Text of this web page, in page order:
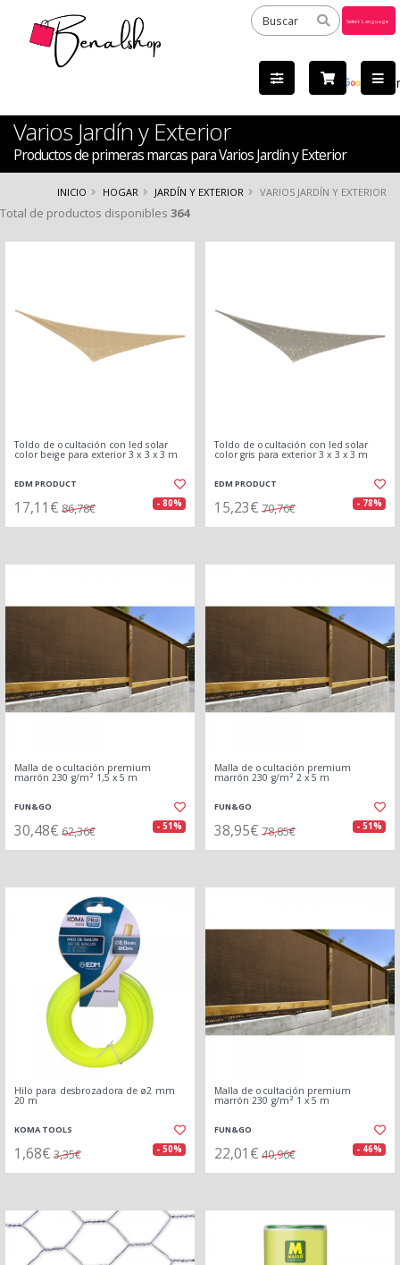
by
Varios Jardín y Exterior
Productos de primeras marcas para Varios Jardín y Exterior
INICIO HOGAR JARDÍN Y EXTERIOR VARIOS JARDÍN Y EXTERIOR
Total de productos disponibles 364
Toldo de ocultación con led solar
color beige para exterior 3 x 3 x 3 m
EDM PRODUCT
17,11€ 86,78€ - 80%
Toldo de ocultación con led solar
color gris para exterior 3 x 3 x 3 m
EDM PRODUCT
15,23€ 70,76€ - 78%
Malla de ocultación premium
marrón 230 g/m² 1,5 x 5 m
FUN&GO
30,48€ 62,36€ - 51%
Malla de ocultación premium
marrón 230 g/m² 2 x 5 m
FUN&GO
38,95€ 78,85€ - 51%
Hilo para desbrozadora de ø2 mm
20 m
KOMA TOOLS
1,68€ 3,35€ - 50%
Malla de ocultación premium
marrón 230 g/m² 1 x 5 m
FUN&GO
22,01€ 40,96€ - 46%